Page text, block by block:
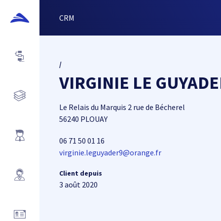
CRM
/
VIRGINIE LE
Le Relais du Marquis 2 rue de Bécherel
56240 PLOUAY
06 71 50 01 16
virginie.leguyader9@orange.fr
Client depuis
3 août 2020